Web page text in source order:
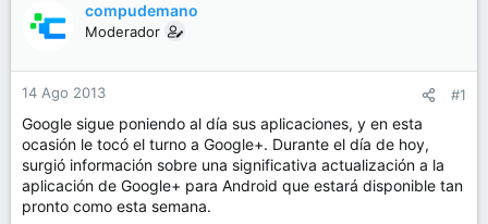
a
r
d
e
t
e
m
a
d
e
n
o
compudemano
Moderador
14 Ago 2013 #1
Google sigue poniendo al día sus aplicaciones, y en esta
ocasión le tocó el turno a Google+. Durante el día de hoy,
surgió información sobre una significativa actualización a la
aplicación de Google+ para Android que estará disponible tan
pronto como esta semana.